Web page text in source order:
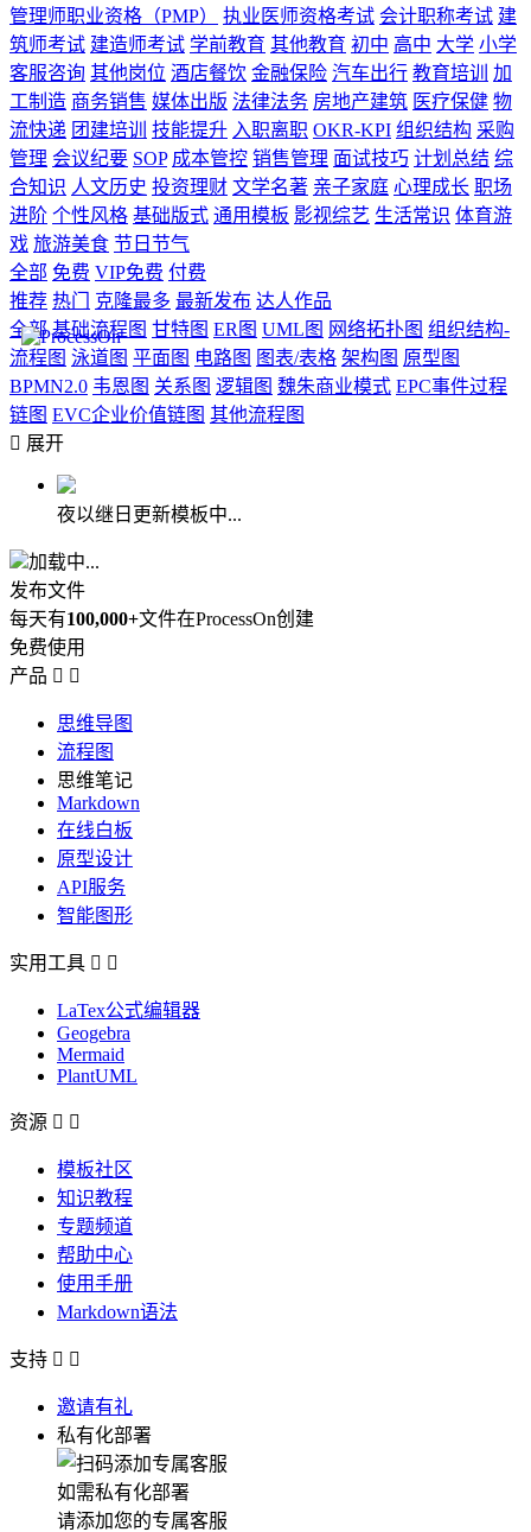
管理师职业资格（PMP）
执业医师资格考试 会计职称考试 建
筑师考试 建造师考试 学前教育 其他教育 初中 高中 大学 小学
客服咨询 其他岗位 酒店餐饮 金融保险 汽车出行 教育培训
加
工制造 商务销售 媒体出版 法律法务 房地产建筑 医疗保健 物
流快递 团建培训 技能提升 入职离职 OKR-KPI 组织结构 采购
管理 会议纪要 SOP 成本管控 销售管理 面试技巧 计划总结 综
合知识 人文历史 投资理财 文学名著 亲子家庭 心理成长 职场
进阶 个性风格 基础版式 通用模板 影视综艺 生活常识 体育游
戏 旅游美食 节日节气
全部 免费 VIP免费 付费
推荐 热门 克隆最多 最新发布 达人作品
全部 基础流程图 甘特图 ER图 UML图 网络拓扑图 组织结构-
流程图 泳道图 平面图 电路图 图表/表格 架构图 原型图
BPMN2.0 韦恩图 关系图 逻辑图 魏朱商业模式 EPC事件过程
链图 EVC企业价值链图 其他流程图
 展开
夜以继日更新模板中...
加载中...
发布文件
每天有100,000+文件在ProcessOn创建
免费使用
产品  
思维导图
流程图
思维笔记
Markdown
在线白板
原型设计
API服务
智能图形
实用工具  
LaTex公式编辑器
Geogebra
Mermaid
PlantUML
资源  
模板社区
知识教程
专题频道
帮助中心
使用手册
Markdown语法
支持  
邀请有礼
私有化部署
如需私有化部署
请添加您的专属客服